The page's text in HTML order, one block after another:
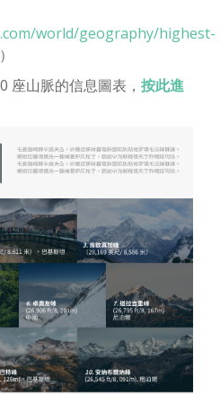
world/geography/highest-
）
座山脈的信息圖表， 按此進